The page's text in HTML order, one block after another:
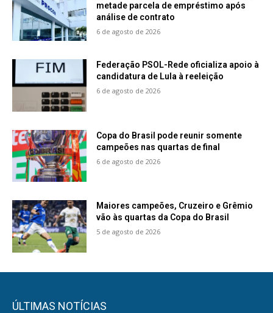
metade parcela de empréstimo após
análise de contrato
6 de agosto de 2026
Federação PSOL-Rede oficializa apoio à
candidatura de Lula à reeleição
6 de agosto de 2026
Copa do Brasil pode reunir somente
campeões nas quartas de final
6 de agosto de 2026
Maiores campeões, Cruzeiro e Grêmio
vão às quartas da Copa do Brasil
5 de agosto de 2026
ÚLTIMAS NOTÍCIAS